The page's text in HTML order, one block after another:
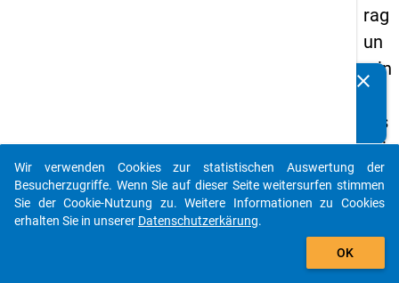
rag
un
g in
uts
chl
an
d
clear
auto_stories
add_shopping_cart
Wir verwenden Cookies zur statistischen Auswertung der
Besucherzugriffe. Wenn Sie auf dieser Seite weitersurfen stimmen
Sie der Cookie-Nutzung zu. Weitere Informationen zu Cookies
erhalten Sie in unserer Datenschutzerkärung.
OK